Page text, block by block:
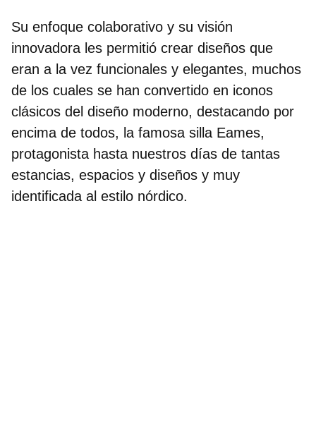
Su enfoque colaborativo y su visión
innovadora les permitió crear diseños que
eran a la vez funcionales y elegantes, muchos
de los cuales se han convertido en iconos
clásicos del diseño moderno, destacando por
encima de todos, la famosa silla Eames,
protagonista hasta nuestros días de tantas
estancias, espacios y diseños y muy
identificada al estilo nórdico.